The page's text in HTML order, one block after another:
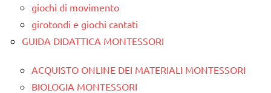
giochi di movimento
girotondi e giochi cantati
GUIDA DIDATTICA MONTESSORI
ACQUISTO ONLINE DEI MATERIALI MONTESSORI
BIOLOGIA MONTESSORI